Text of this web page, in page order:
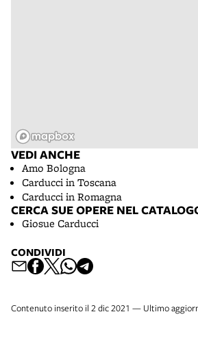
VEDI ANCHE
Amo Bologna
Carducci in Toscana
Carducci in Romagna
CERCA SUE OPERE NEL
Giosue Carducci
CONDIVIDI
Contenuto inserito il 2 dic 2021 — Ultimo